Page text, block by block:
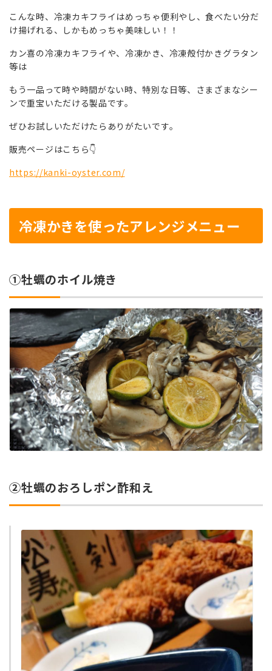
こんな時、冷凍カキフライはめっちゃ便利やし、食べたい分だ
け揚げれる、しかもめっちゃ美味しい！！
カン喜の冷凍カキフライや、冷凍かき、冷凍殻付かきグラタン
等は
もう一品って時や時間がない時、特別な日等、さまざまなシー
ンで重宝いただける製品です。
ぜひお試しいただけたらありがたいです。
販売ページはこちら👇
https://kanki-oyster.com/
冷凍かきを使ったアレンジメニュー
①牡蠣のホイル焼き
②牡蠣のおろしポン酢和え